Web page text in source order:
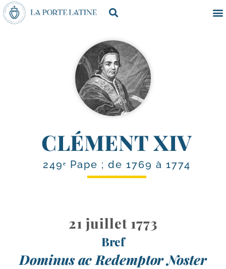
CLÉMENT XIV
249ᵉ Pape ; de 1769 à 1774
21 juillet 1773
Bref
Dominus ac Redemptor Noster